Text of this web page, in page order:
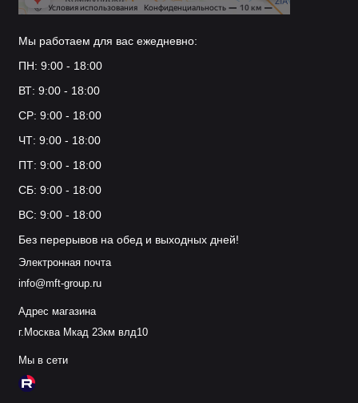
Мы работаем для вас ежедневно:
ПН: 9:00 - 18:00
ВТ: 9:00 - 18:00
СР: 9:00 - 18:00
ЧТ: 9:00 - 18:00
ПТ: 9:00 - 18:00
СБ: 9:00 - 18:00
ВС: 9:00 - 18:00
Без перерывов на обед и выходных дней!
Электронная почта
info@mft-group.ru
Адрес магазина
г.Москва Мкад 23км влд10
Мы в сети